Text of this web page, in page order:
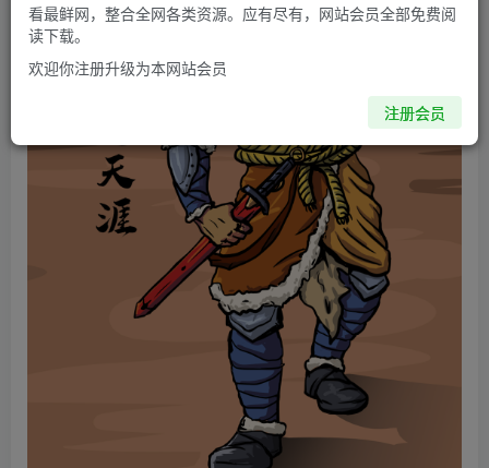
看最鲜网，整合全网各类资源。应有尽有，网站会员全部免费阅
读下载。
欢迎你注册升级为本网站会员
注册会员